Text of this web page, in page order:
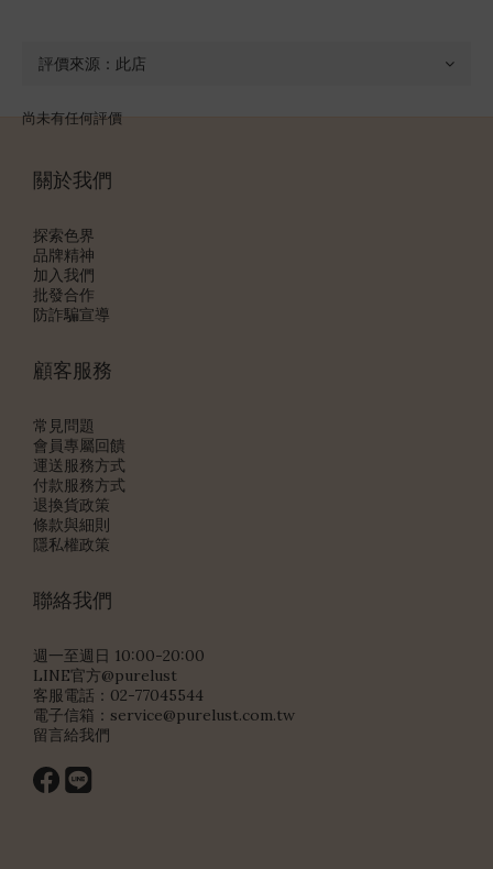
尚未有任何評價
關於我們
探索色界
品牌精神
加入我們
批發合作
防詐騙宣導
顧客服務
常見問題
會員專屬回饋
運送服務方式
付款服務方式
退換貨政策
條款與細則
隱私權政策
聯絡我們
週一至週日 10:00-20:00
LINE官方@purelust
客服電話：02-77045544
電子信箱： service@purelust.com.tw
留言給我們